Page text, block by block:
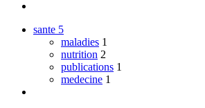
sante 5
maladies 1
nutrition 2
publications 1
medecine 1